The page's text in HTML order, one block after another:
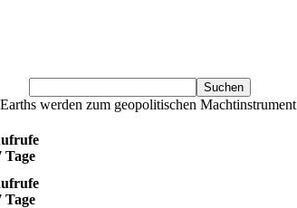
werden zum geopolitischen Machtinstrument
Tage
Tage